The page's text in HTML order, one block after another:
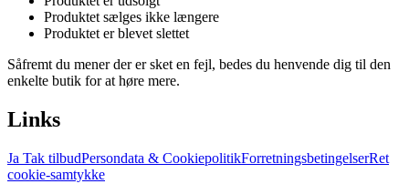
Produktet sælges ikke længere
Produktet er blevet slettet
Såfremt du mener der er sket en fejl, bedes du henvende dig til den
enkelte butik for at høre mere.
Links
Ja Tak tilbudPersondata & CookiepolitikForretningsbetingelserRet
cookie-samtykke